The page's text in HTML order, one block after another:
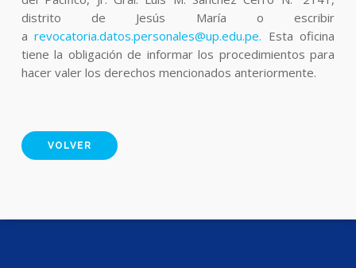
distrito de Jesús María o escribir
arevocatoria.datos.personales@up.edu.pe. Esta oficina
tiene la obligación de informar los procedimientos para
hacer valer los derechos mencionados anteriormente.
VOLVER